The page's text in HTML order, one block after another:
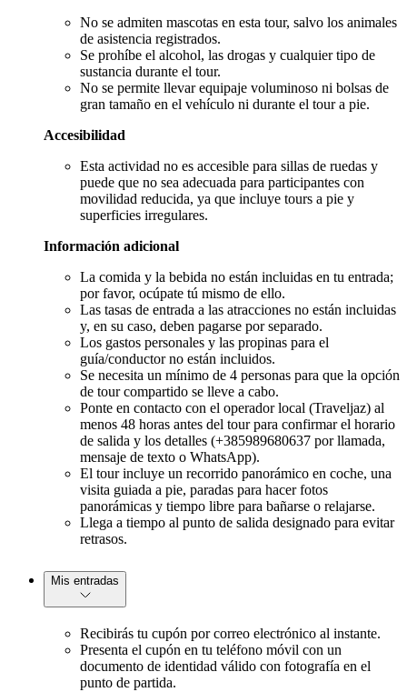
No se admiten mascotas en esta tour, salvo los animales
de asistencia registrados.
Se prohíbe el alcohol, las drogas y cualquier tipo de
sustancia durante el tour.
No se permite llevar equipaje voluminoso ni bolsas de
gran tamaño en el vehículo ni durante el tour a pie.
Accesibilidad
Esta actividad no es accesible para sillas de ruedas y
puede que no sea adecuada para participantes con
movilidad reducida, ya que incluye tours a pie y
superficies irregulares.
Información adicional
La comida y la bebida no están incluidas en tu entrada;
por favor, ocúpate tú mismo de ello.
Las tasas de entrada a las atracciones no están incluidas
y, en su caso, deben pagarse por separado.
Los gastos personales y las propinas para el
guía/conductor no están incluidos.
Se necesita un mínimo de 4 personas para que la opción
de tour compartido se lleve a cabo.
Ponte en contacto con el operador local (Traveljaz) al
menos 48 horas antes del tour para confirmar el horario
de salida y los detalles (+385989680637 por llamada,
mensaje de texto o WhatsApp).
El tour incluye un recorrido panorámico en coche, una
visita guiada a pie, paradas para hacer fotos
panorámicas y tiempo libre para bañarse o relajarse.
Llega a tiempo al punto de salida designado para evitar
retrasos.
Mis entradas
Recibirás tu cupón por correo electrónico al instante.
Presenta el cupón en tu teléfono móvil con un
documento de identidad válido con fotografía en el
punto de partida.